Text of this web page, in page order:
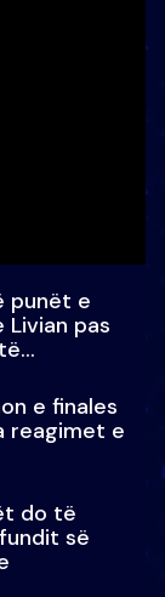
punët e
pas
e finales
reagimet e
do të
së